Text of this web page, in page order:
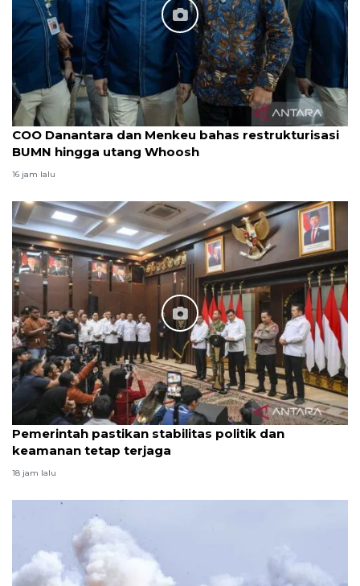
COO Danantara dan Menkeu bahas restrukturisasi
BUMN hingga utang Whoosh
16 jam lalu
Pemerintah pastikan stabilitas politik dan
keamanan tetap terjaga
18 jam lalu